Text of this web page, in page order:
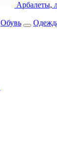
Арбалеты,
Обувь